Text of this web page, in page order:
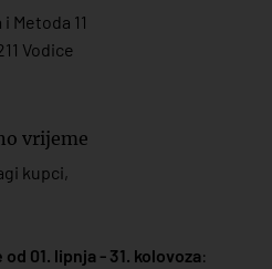
Metoda 11
Vodice
vrijeme
kupci,
01. lipnja - 31. kolovoza: